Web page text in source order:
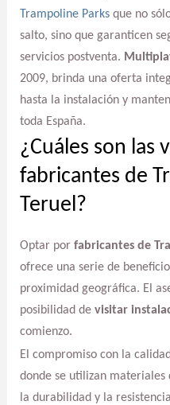
Trampoline Parksque no
salto, sino que garanticen
servicios postventa.
2009, brinda una oferta
hasta la instalación y
toda España.
¿Cuáles son las
fabricantes de
Teruel?
Optar por fabricantes de
ofrece una serie de
proximidad geográfica. El
posibilidad de visitar
comienzo.
El compromiso con la
donde se utilizan
la durabilidad y la